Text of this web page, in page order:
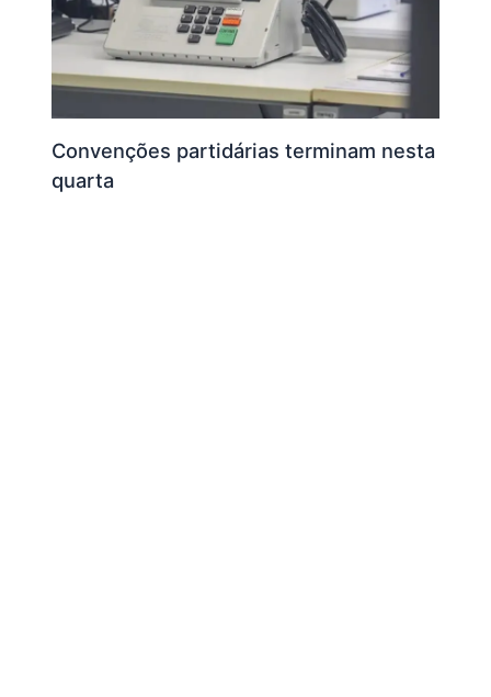
Convenções partidárias terminam nesta
quarta